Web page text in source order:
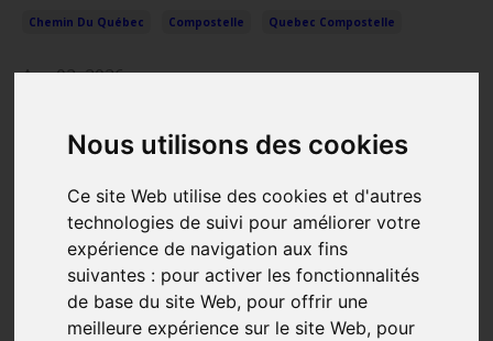
Nous utilisons des cookies
Ce site Web utilise des cookies et d'autres
technologies de suivi pour améliorer votre
expérience de navigation aux fins
suivantes : pour activer les fonctionnalités
de base du site Web, pour offrir une
meilleure expérience sur le site Web, pour
Chemin Du Québec Compostelle Quebec Compostelle
Apr 02, 2026